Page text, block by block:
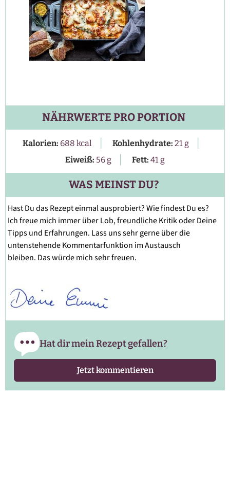
NÄHRWERTE PRO PORTION
Kalorien: 688 kcal | Kohlenhydrate: 21g |
Eiweiß: 56g | Fett: 41g
WAS MEINST DU?
Hast Du das Rezept einmal ausprobiert? Wie findest Du es?
Ich freue mich immer über Lob, freundliche Kritik oder Deine
Tipps und Erfahrungen. Lass uns sehr gerne über die
untenstehende Kommentarfunktion im Austausch
bleiben. Das würde mich sehr freuen.
Hat dir mein Rezept gefallen?
Jetzt kommentieren